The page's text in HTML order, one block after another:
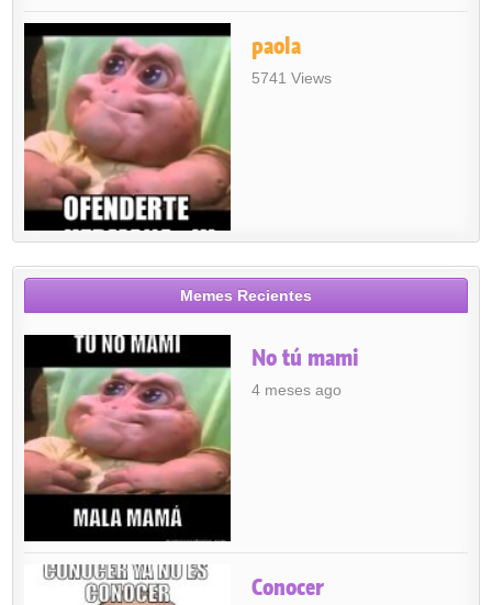
paola
5741 Views
Memes Recientes
No tú mami
4 meses ago
Conocer